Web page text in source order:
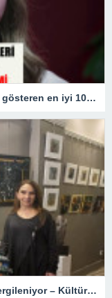
İnsanlığın başına nasıl bir bela açtığını gösteren en iyi 10 yapay zekâ filmi!
‘ReBirth’ koleksiyonu Çukurcuma’da sergileniyor – Kültür Sanat & Sinema